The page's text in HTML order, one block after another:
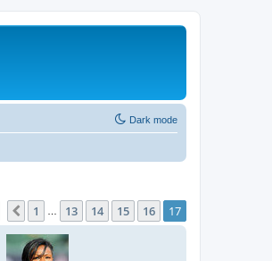
Dark mode
Sida 17av17
Föregående
1 13 14 15 16 17